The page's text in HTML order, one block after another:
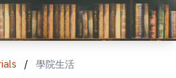
/ 學院生活